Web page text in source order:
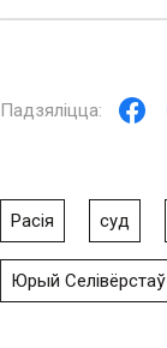
Расія суд
Юрый Селівёрстаў